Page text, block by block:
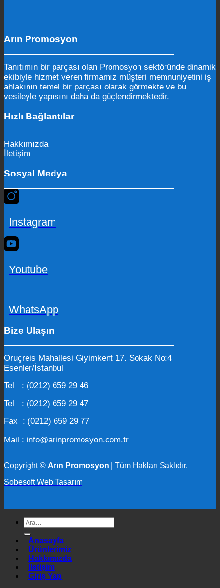
Arın Promosyon
Tanıtımın bir parçası olan Promosyon sektöründe dinamik
ekibiyle hizmet veren firmamız müşteri memnuniyetini iş
ahlakının temel bir parçası olarak görmekte ve bu
vesileyle yapısını daha da güçlendirmektedir.
Hızlı Bağlantılar
Hakkımızda
İletişim
Sosyal Medya
Instagram
Youtube
WhatsApp
Bize Ulaşın
Oruçreis Mahallesi Giyimkent 17. Sokak No:4
Esenler/İstanbul
Tel : (0212) 659 29 46
Tel : (0212) 659 29 47
Fax : (0212) 659 29 77
Mail : info@arinpromosyon.com.tr
Copyright © Arın Promosyon
| Tüm Hakları Saklıdır.
Sobesoft Web Tasarım
Ara:
Anasayfa
Ürünlerimiz
Hakkımızda
İletişim
Giriş Yap